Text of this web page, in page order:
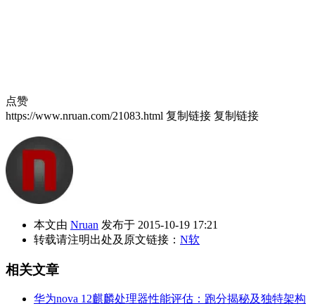
点赞
https://www.nruan.com/21083.html 复制链接 复制链接
本文由 Nruan 发布于 2015-10-19 17:21
转载请注明出处及原文链接： N软
相关文章
华为nova 12麒麟处理器性能评估：跑分揭秘及独特架构